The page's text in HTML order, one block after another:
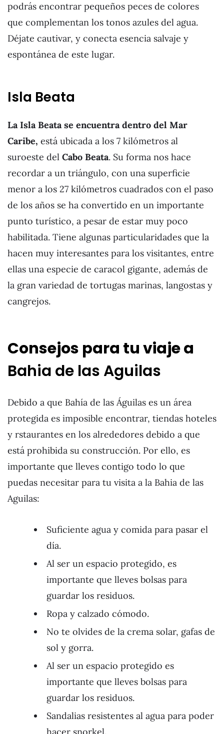
podrás encontrar pequeños peces de colores
que complementan los tonos azules del agua.
Déjate cautivar, y conecta esencia salvaje y
espontánea de este lugar.
Isla Beata
La Isla Beata se encuentra dentro del Mar
Caribe, está ubicada a los 7 kilómetros al
suroeste del Cabo Beata. Su forma nos hace
recordar a un triángulo, con una superficie
menor a los 27 kilómetros cuadrados con el paso
de los años se ha convertido en un importante
punto turístico, a pesar de estar muy poco
habilitada. Tiene algunas particularidades que la
hacen muy interesantes para los visitantes, entre
ellas una especie de caracol gigante, además de
la gran variedad de tortugas marinas, langostas y
cangrejos.
Consejos para tu viaje a
Bahia de las Aguilas
Debido a que Bahía de las Águilas es un área
protegida es imposible encontrar, tiendas hoteles
y rstaurantes en los alrededores debido a que
está prohibida su construcción. Por ello, es
importante que lleves contigo todo lo que
puedas necesitar para tu visita a la Bahia de las
Aguilas:
Suficiente agua y comida para pasar el
día.
Al ser un espacio protegido, es
importante que lleves bolsas para
guardar los residuos.
Ropa y calzado cómodo.
No te olvides de la crema solar, gafas de
sol y gorra.
Al ser un espacio protegido es
importante que lleves bolsas para
guardar los residuos.
Sandalias resistentes al agua para poder
hacer snorkel.